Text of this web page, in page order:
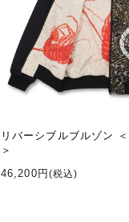
リバーシブルブルゾン
＞
46,200円 (税込)